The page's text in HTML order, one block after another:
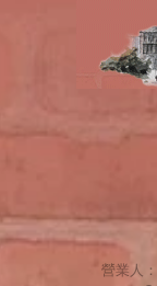
營業人：